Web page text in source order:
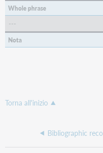
Whole phrase
---
Nota
Torna all'inizio